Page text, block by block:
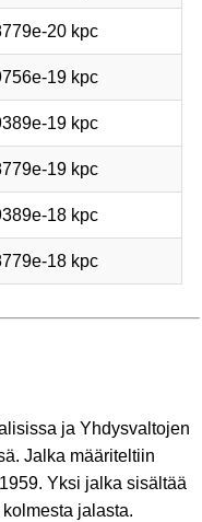
20 kpc
19 kpc
19 kpc
19 kpc
18 kpc
18 kpc
ja Yhdysvaltojen
Jalka määriteltiin
Yksi jalka sisältää
jalasta.